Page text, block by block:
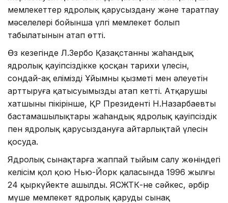
мемлекеттер ядролық қарусыздану және таратпау
мәселелері бойынша үлгі мемлекет болып
табылатынын атап өтті.
​Өз кезегінде Л.Зербо Қазақстанның жаһандық
ядролық қауіпсіздікке қосқан тарихи үлесін,
сондай-ақ еліміздің Ұйымның қызметі мен әлеуетін
арттыруға қатысуымызды атап кетті. Атқарушы
хатшының пікірінше, ҚР Президенті Н.Назарбаевтың
бастамашылықтары жаһандық ядролық қауіпсіздік
пен ядролық қарусыздануға айтарлықтай үлесін
қосуда.
Ядролық сынақтарға жаппай тыйым салу жөніндегі
келісім қол қою Нью-Йорк қаласында 1996 жылғы
24 қыркүйекте ашылды. ЯСЖТК-не сәйкес, әрбір
мүше мемлекет ядролық қарудың сынақ